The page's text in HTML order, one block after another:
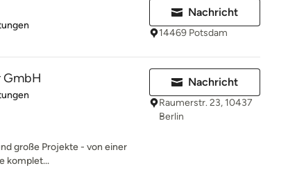
5 von 5 Sternen
Nachricht
14469 Potsdam
GmbH
5 von 5 Sternen
große Projekte - von einer
komplet...
Nachricht
Raumerstr. 23, 10437
Berlin